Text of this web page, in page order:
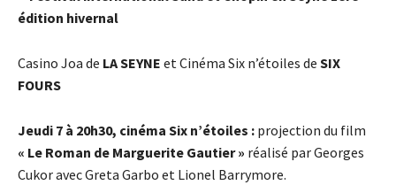
édition hivernal
Casino Joa de LA SEYNE et Cinéma Six n’étoiles de SIX
FOURS
Jeudi 7 à 20h30, cinéma Six n’étoiles : projection du film
« Le Roman de Marguerite Gautier » réalisé par Georges
Cukor avec Greta Garbo et Lionel Barrymore.